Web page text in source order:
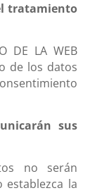
tratamiento
DE LA WEB
de los datos
sus
no serán
establezca la